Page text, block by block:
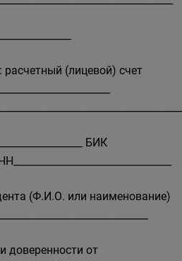
(лицевой) счет
БИК
(Ф.И.О. или наименование)
доверенности от